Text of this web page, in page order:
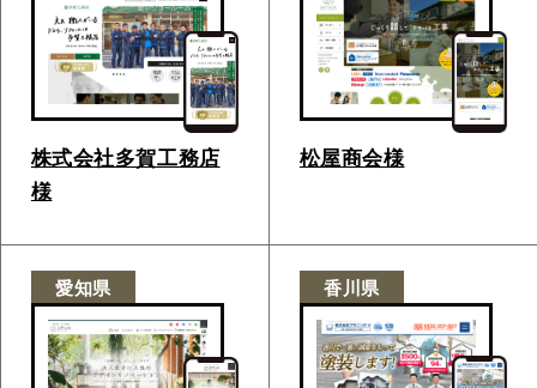
株式会社多賀工務店
様
松屋商会様
愛知県 香川県